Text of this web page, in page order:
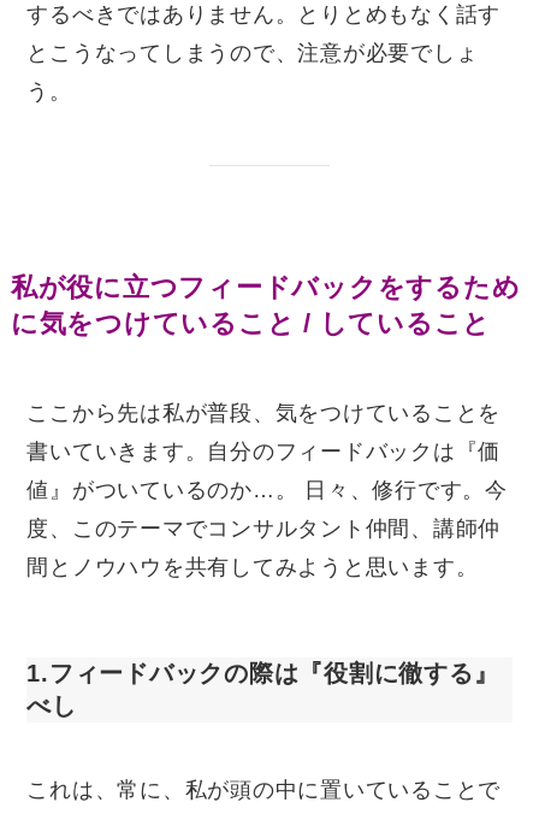
するべきではありません。とりとめもなく話す
とこうなってしまうので、注意が必要でしょ
う。
私が役に立つフィードバックをするため
に気をつけていること / していること
ここから先は私が普段、気をつけていることを
書いていきます。自分のフィードバックは『価
値』がついているのか…。 日々、修行です。今
度、このテーマでコンサルタント仲間、講師仲
間とノウハウを共有してみようと思います。
1.フィードバックの際は『役割に徹する』
べし
これは、常に、私が頭の中に置いていることで